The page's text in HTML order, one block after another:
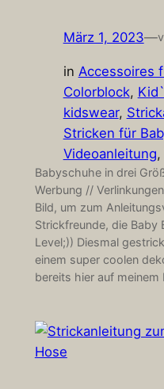
März 1, 2023—
in Accessoires
Colorblock,
kidswear,
Stricken für
Videoanleitung,
Babyschuhe in drei
Werbung //
Bild, um zum
Strickfreunde, die Baby
Level;)) Diesmal
einem super coolen
bereits hier auf